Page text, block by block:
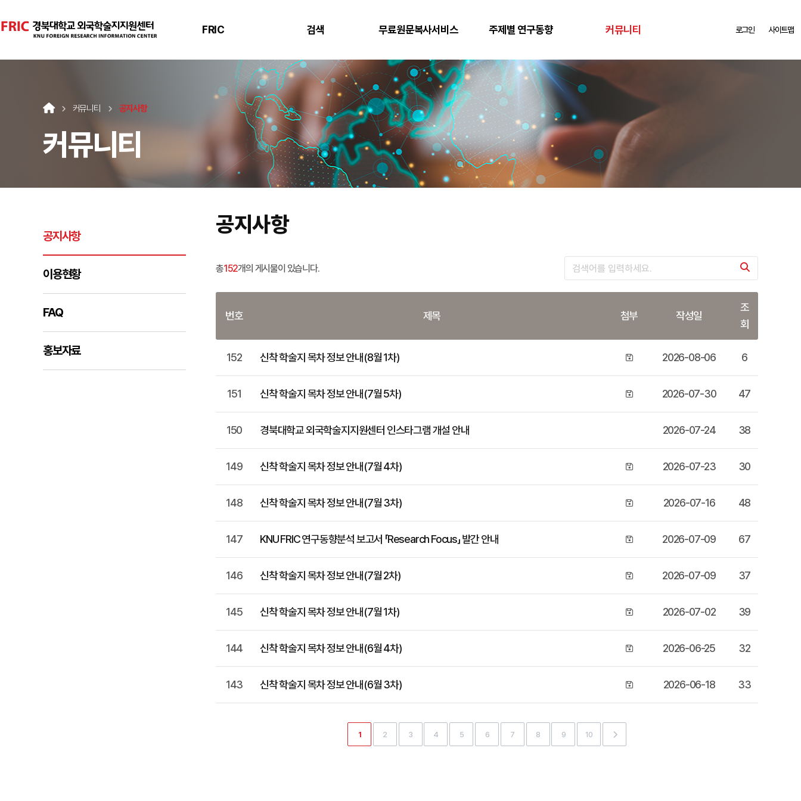
FRIC 검색 무료원문복사서비스 주제별 연구동향 커뮤니티 로그인 사이트맵
커뮤니티 공지사항
커뮤니티
공지사항
이용현황
FAQ
홍보자료
공지사항
총152개의 게시물이 있습니다.
번호 제목 첨부 작성일
조
회
152 신착 학술지 목차 정보 안내(8월 1차) 2026-08-06 6
151 신착 학술지 목차 정보 안내(7월 5차) 2026-07-30 47
150 경북대학교 외국학술지지원센터 인스타그램 개설 안내 2026-07-24 38
149 신착 학술지 목차 정보 안내(7월 4차) 2026-07-23 30
148 신착 학술지 목차 정보 안내(7월 3차) 2026-07-16 48
147 KNU FRIC 연구동향분석 보고서 「Research Focus」 발간 안내 2026-07-09 67
146 신착 학술지 목차 정보 안내(7월 2차) 2026-07-09 37
145 신착 학술지 목차 정보 안내(7월 1차) 2026-07-02 39
144 신착 학술지 목차 정보 안내(6월 4차) 2026-06-25 32
143 신착 학술지 목차 정보 안내(6월 3차) 2026-06-18 33
1 2 3 4 5 6 7 8 9 10